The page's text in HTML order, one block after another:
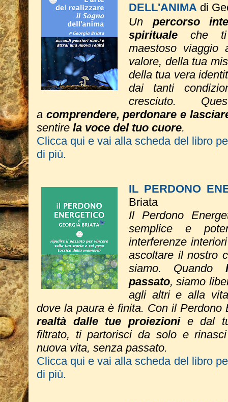
DELL'ANIMA di
Un percorso
spirituale che ti
maestoso viaggio
valore, della tua
della tua vera
dai tanti
cresciuto.
a comprendere, perdonare e
sentire la voce del tuo cuore.
Clicca qui e vai alla scheda del libro
di più.
IL PERDONO
Briata
Il Perdono
semplice e
interferenze
ascoltare il nostro
siamo. Quando
passato, siamo
agli altri e alla
dove la paura è finita. ​Con il Perdono
realtà dalle tue proiezionie dal
filtrato, ti partorisci da solo e
nuova vita, senza passato.
Clicca qui e vai alla scheda del libro
di più.